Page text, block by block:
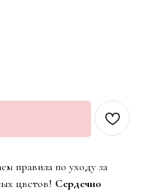
правила по уходу за
цветов! Сердечно